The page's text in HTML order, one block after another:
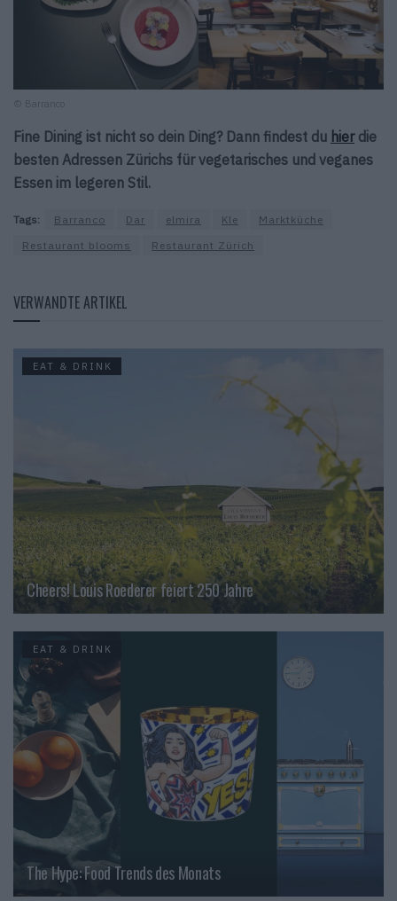
© Barranco
Fine Dining ist nicht so dein Ding? Dann findest du hierdie
besten Adressen Zürichs für vegetarisches und veganes
Essen im legeren Stil.
Tags: Barranco Dar elmira Kle
Marktküche
Restaurant blooms
Restaurant Zürich
VERWANDTE ARTIKEL
EAT & DRINK
Cheers! Louis Roederer feiert 250 Jahre
EAT & DRINK
The Hype: Food Trends des Monats